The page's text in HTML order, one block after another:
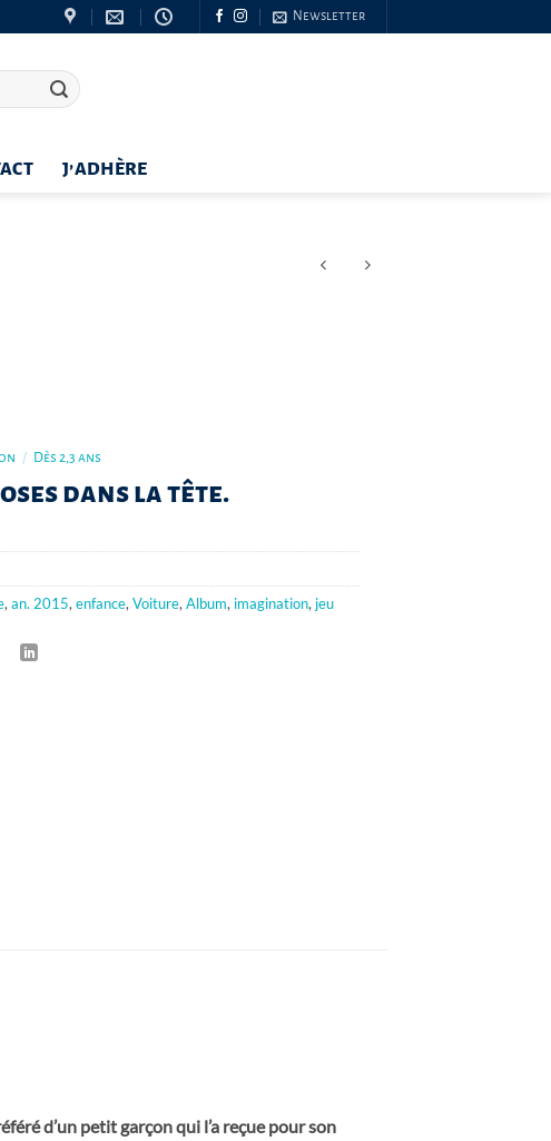
Newsletter
J’ADHÈRE
/ Dès 2,3 ans
dans la tête.
, an. 2015, enfance, Voiture, Album, imagination, jeu
d’un petit garçon qui l’a reçue pour son